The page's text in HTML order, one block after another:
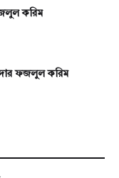
করিম
ফজলুল করিম